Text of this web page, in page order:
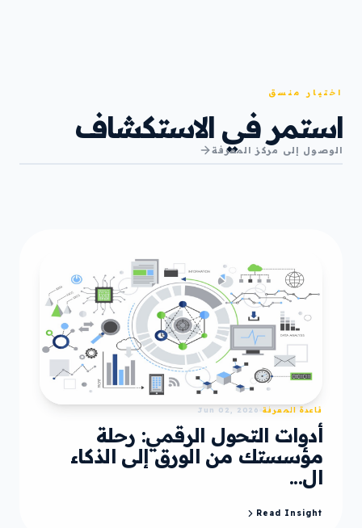
اختيار منسق
استمر في الاستكشاف
الوصول إلى مركز المعرفة
قاعدة المعرفة Jun 02, 2026
أدوات التحول الرقمي: رحلة
مؤسستك من الورق إلى الذكاء
ال...
Read Insight